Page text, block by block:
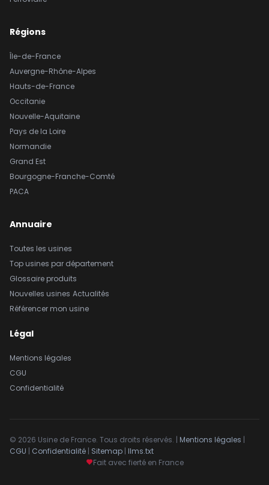
Régions
Île-de-France
Auvergne-Rhône-Alpes
Hauts-de-France
Occitanie
Nouvelle-Aquitaine
Pays de la Loire
Normandie
Grand Est
Bourgogne-Franche-Comté
PACA
Annuaire
Toutes les usines
Top usines par département
Glossaire produits
Nouvelles usines Actualités
Référencer mon usine
Légal
Mentions légales
CGU
Confidentialité
© 2026 Usine de France. Tous droits réservés. | Mentions légales |
CGU | Confidentialité | Sitemap | llms.txt
Fait avec fierté en France